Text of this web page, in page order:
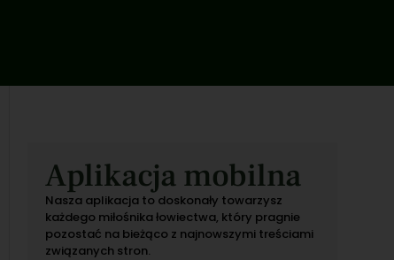
Aplikacja mobilna
Nasza aplikacja to doskonały towarzysz
każdego miłośnika łowiectwa, który pragnie
pozostać na bieżąco z najnowszymi treściami
związanych stron.